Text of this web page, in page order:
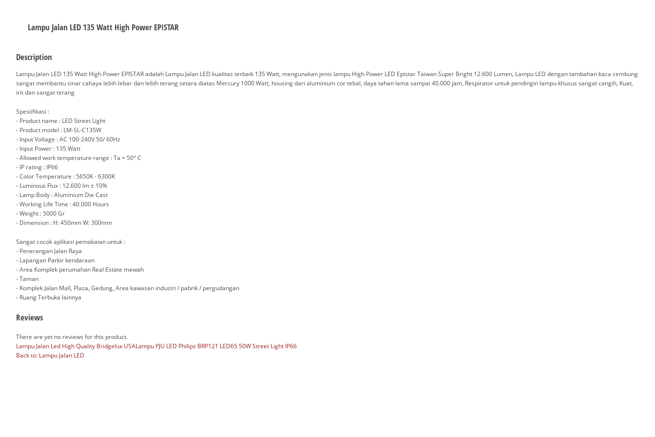
Lampu Jalan LED 135 Watt High Power EPISTAR
Description
Lampu Jalan LED 135 Watt High Power EPISTAR adalah Lampu Jalan LED kualitas terbaik 135 Watt, mengunakan jenis lampu High Power LED Epistar Taiwan Super Bright 12.600 Lumen, Lampu LED dengan tambahan kaca cembung
sangat membantu sinar cahaya lebih lebar dan lebih terang setara diatas Mercury 1000 Watt, housing dari aluminium cor tebal, daya tahan lama sampai 40.000 jam, Respirator untuk pendingin lampu khusus sangat cangih, Kuat,
irit dan sangat terang
Spesiifikasi :
- Product name : LED Street Light
- Product model : LM-SL-C135W
- Input Voltage : AC 100-240V 50/ 60Hz
- Input Power : 135 Watt
- Allowed work temperature range : Ta = 50° C
- IP rating : IP66
- Color Temperature : 5650K - 6300K
- Luminous Flux : 12.600 lm ± 10%
- Lamp Body : Aluminium Die Cast
- Working Life Time : 40.000 Hours
- Weight : 5000 Gr
- Dimension : H: 450mm W: 300mm
Sangat cocok aplikasi pemakaian untuk :
- Penerangan Jalan Raya
- Lapangan Parkir kendaraan
- Area Komplek perumahan Real Estate mewah
- Taman
- Komplek Jalan Mall, Plaza, Gedung, Area kawasan industri / pabrik / pergudangan
- Ruang Terbuka lainnya
Reviews
There are yet no reviews for this product.
Lampu Jalan Led High Quality Bridgelux USALampu PJU LED Philips BRP121 LED65 50W Street Light IP66
Back to: Lampu Jalan LED